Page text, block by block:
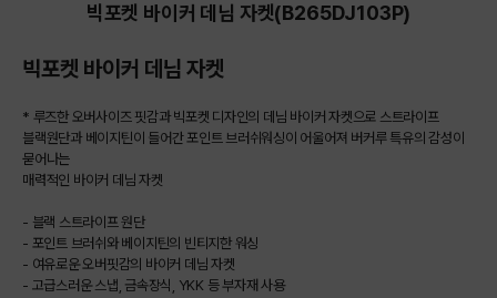
빅포켓 바이커 데님 자켓(B265DJ103P)
빅포켓 바이커 데님 자켓
* 루즈한 오버사이즈 핏감과 빅포켓 디자인의 데님 바이커 자켓으로 스트라이프
블랙원단과 베이지틴이 들어간 포인트 브러쉬워싱이 어울어져 버커루 특유의 감성이
묻어나는
매력적인 바이커 데님 자켓
- 블랙 스트라이프 원단
- 포인트 브러쉬와 베이지틴의 빈티지한 워싱
- 여유로운 오버핏감의 바이커 데님 자켓
- 고급스러운 스냅, 금속장식, YKK 등 부자재 사용